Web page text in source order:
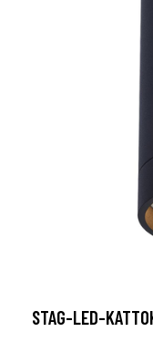
STAG-LED-